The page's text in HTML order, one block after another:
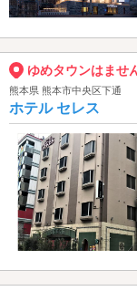
ゆめタウンはませ
熊本県 熊本市中央区下通
ホテル セレス